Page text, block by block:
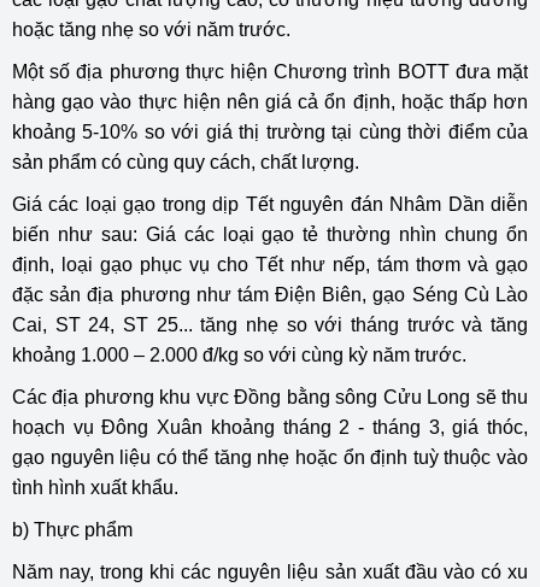
hoặc tăng nhẹ so với năm trước.
Một số địa phương thực hiện Chương trình BOTT đưa mặt
hàng gạo vào thực hiện nên giá cả ổn định, hoặc thấp hơn
khoảng 5-10% so với giá thị trường tại cùng thời điểm của
sản phẩm có cùng quy cách, chất lượng.
Giá các loại gạo trong dịp Tết nguyên đán Nhâm Dần diễn
biến như sau: Giá các loại gạo tẻ thường nhìn chung ổn
định, loại gạo phục vụ cho Tết như nếp, tám thơm và gạo
đặc sản địa phương như tám Điện Biên, gạo Séng Cù Lào
Cai, ST 24, ST 25... tăng nhẹ so với tháng trước và tăng
khoảng 1.000 – 2.000 đ/kg so với cùng kỳ năm trước.
Các địa phương khu vực Đồng bằng sông Cửu Long sẽ thu
hoạch vụ Đông Xuân khoảng tháng 2 - tháng 3, giá thóc,
gạo nguyên liệu có thể tăng nhẹ hoặc ổn định tuỳ thuộc vào
tình hình xuất khẩu.
b) Thực phẩm
Năm nay, trong khi các nguyên liệu sản xuất đầu vào có xu